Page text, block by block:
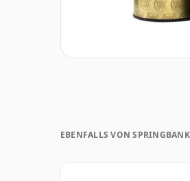
EBENFALLS VON SPRINGBANK